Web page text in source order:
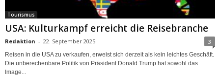
Tourismus
USA: Kulturkampf erreicht die Reisebranche
Redaktion - 22. September 2025 3
Reisen in die USA zu verkaufen, erweist sich derzeit als kein leichtes Geschäft.
Die unberechenbare Politik von Präsident Donald Trump hat sowohl das
Image...